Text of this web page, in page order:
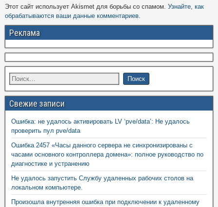
Этот сайт использует Akismet для борьбы со спамом. Узнайте, как
обрабатываются ваши данные комментариев.
Реклама
Свежие записи
Ошибка: не удалось активировать LV ‘pve/data’: Не удалось
проверить пул pve/data
Ошибка 2457 «Часы данного сервера не синхронизированы с
часами основного контроллера домена»: полное руководство по
диагностике и устранению
Не удалось запустить Службу удаленных рабочих столов на
локальном компьютере.
Произошла внутренняя ошибка при подключении к удаленному